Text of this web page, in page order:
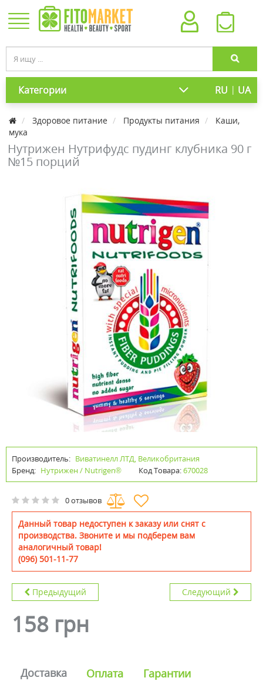
Категории RU | UA
Здоровое питание Продукты питания
Каши,
мука
Нутрижен Нутрифудс пудинг клубника 90 г
№15 порций
Производитель: Виватинелл ЛТД, Великобритания
Бренд: Нутрижен / Nutrigen® Код Товара:670028
0 отзывов
Данный товар недоступен к заказу или снят с
производства. Звоните и мы подберем вам
аналогичный товар!
(096) 501-11-77
Предыдущий Следующий
158 грн
Доставка Оплата Гарантии